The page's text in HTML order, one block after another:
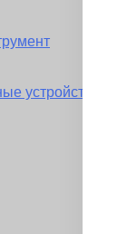
устройства